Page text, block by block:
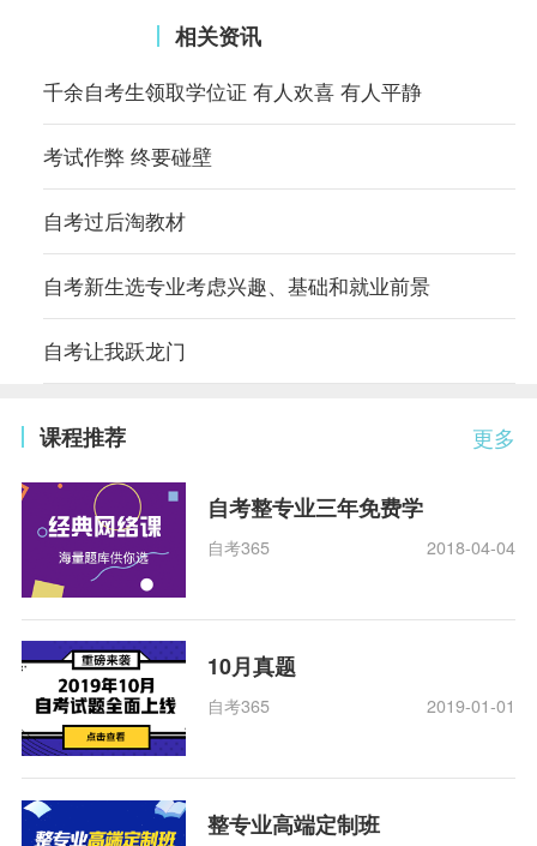
相关资讯
千余自考生领取学位证 有人欢喜 有人平静
考试作弊 终要碰壁
自考过后淘教材
自考新生选专业考虑兴趣、基础和就业前景
自考让我跃龙门
更多
课程推荐
自考整专业三年免费学
自考365 2018-04-04
10月真题
自考365 2019-01-01
整专业高端定制班